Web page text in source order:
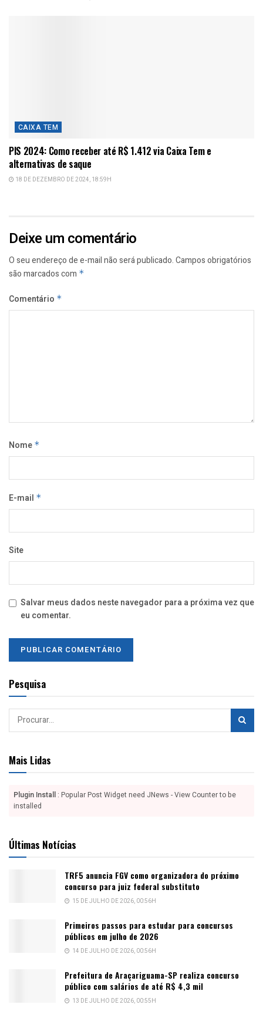
CAIXA TEM
PIS 2024: Como receber até R$ 1.412 via Caixa Tem e
alternativas de saque
18 DE DEZEMBRO DE 2024, 18:59H
Deixe um comentário
O seu endereço de e-mail não será publicado.Campos obrigatórios
são marcados com *
Comentário *
Nome *
E-mail *
Site
Salvar meus dados neste navegador para a próxima vez que
eu comentar.
Pesquisa
Mais Lidas
Plugin Install : Popular Post Widget need JNews - View Counter to be
installed
Últimas Notícias
TRF5 anuncia FGV como organizadora do próximo
concurso para juiz federal substituto
15 DE JULHO DE 2026, 00:56H
Primeiros passos para estudar para concursos
públicos em julho de 2026
14 DE JULHO DE 2026, 00:56H
Prefeitura de Araçariguama-SP realiza concurso
público com salários de até R$ 4,3 mil
13 DE JULHO DE 2026, 00:55H